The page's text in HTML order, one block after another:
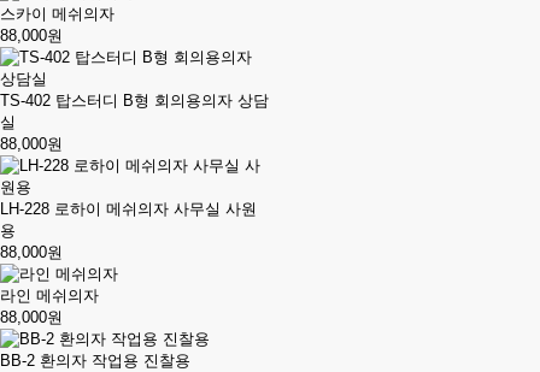
스카이 메쉬의자
88,000원
TS-402 탑스터디 B형 회의용의자 상담
실
88,000원
LH-228 로하이 메쉬의자 사무실 사원
용
88,000원
라인 메쉬의자
88,000원
BB-2 환의자 작업용 진찰용